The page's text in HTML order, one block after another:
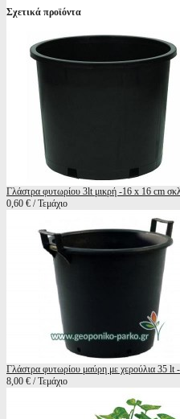
Σχετικά προϊόντα
Γλάστρα φυτωρίου 3lt μικρή -16 x 16 cm
0,60 € / Τεμάχιο
Γλάστρα φυτωρίου μαύρη με χερούλια 35 lt
8,00 € / Τεμάχιο